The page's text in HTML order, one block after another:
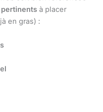
à placer
en gras) :